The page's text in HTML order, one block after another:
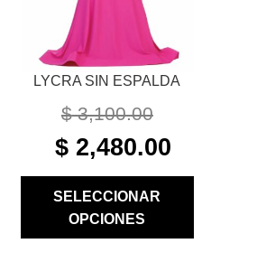
LYCRA SIN ESPALDA
$3,100.00
ORIGINAL
PRICE
$ 3,100.00.
$2,480.00CURRENT
SELECCIONAR
OPCIONES
PÁGINA
DE
PRODUCTO